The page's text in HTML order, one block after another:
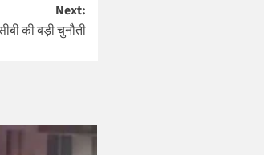
Next:
की बड़ी चुनौती